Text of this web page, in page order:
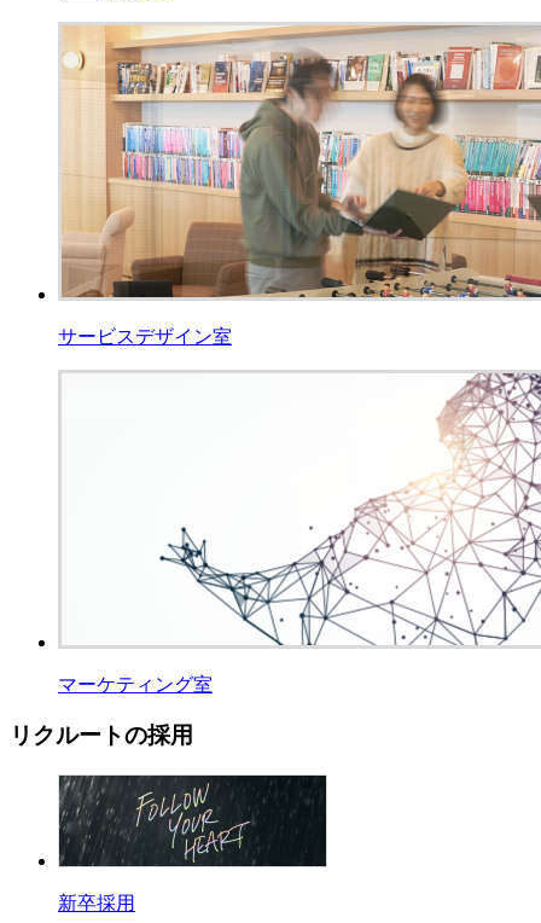
サービスデザイン室
マーケティング室
リクルートの採用
新卒採用